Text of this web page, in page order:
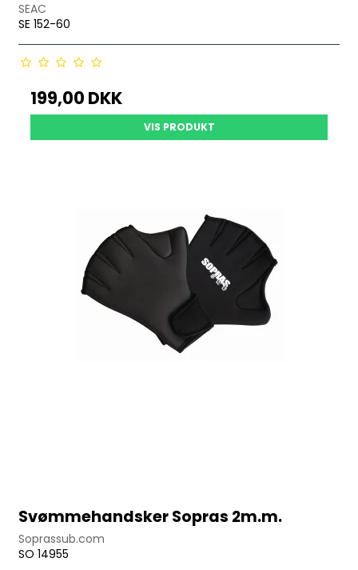
SEAC
SE 152-60
199,00 DKK
VIS PRODUKT
Svømmehandsker Sopras 2m.m.
Soprassub.com
SO 14955